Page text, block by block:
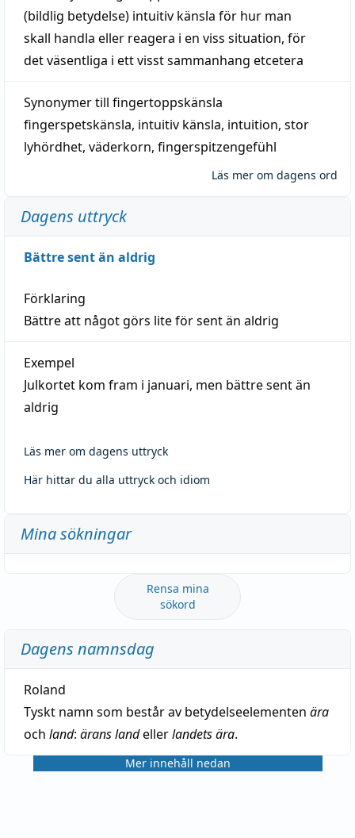
(bildlig betydelse) intuitiv känsla för hur man
skall handla eller reagera i en viss situation, för
det väsentliga i ett visstsammanhang etcetera
Synonymer till fingertoppskänsla
fingerspetskänsla, intuitiv känsla, intuition, stor
lyhördhet, väderkorn, fingerspitzengefühl
Läs mer om dagens ord
Dagens uttryck
Bättre sent än aldrig
Förklaring
Bättre att något görs lite för sent än aldrig
Exempel
Julkortet kom fram i januari, men bättre sent än
aldrig
Läs mer om dagens uttryck
Här hittar du alla uttryck och idiom
Mina sökningar
Rensa mina
sökord
Dagens namnsdag
Roland
Tyskt namn som består av betydelseelementen ära
och land: ärans landellerlandets ära.
Mer innehåll nedan